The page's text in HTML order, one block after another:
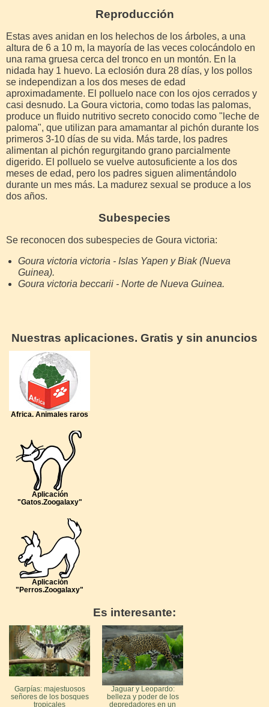
Reproducción
Estas aves anidan en los helechos de los árboles, a una
altura de 6 a 10 m, la mayoría de las veces colocándolo en
una rama gruesa cerca del tronco en un montón. En la
nidada hay 1 huevo. La eclosión dura 28 días, y los pollos
se independizan a los dos meses de edad
aproximadamente. El polluelo nace con los ojos cerrados y
casi desnudo. La Goura victoria, como todas las palomas,
produce un fluido nutritivo secreto conocido como "leche de
paloma", que utilizan para amamantar al pichón durante los
primeros 3-10 días de su vida. Más tarde, los padres
alimentan al pichón regurgitando grano parcialmente
digerido. El polluelo se vuelve autosuficiente a los dos
meses de edad, pero los padres siguen alimentándolo
durante un mes más. La madurez sexual se produce a los
dos años.
Subespecies
Se reconocen dos subespecies de Goura victoria:
Goura victoria victoria - Islas Yapen y Biak (Nueva
Guinea).
Goura victoria beccarii - Norte de Nueva Guinea.
Nuestras aplicaciones. Gratis y sin anuncios
Africa. Animales raros
Aplicación
"Gatos.Zoogalaxy"
Aplicación
"Perros.Zoogalaxy"
Es interesante:
Garpías: majestuosos
señores de los bosques
tropicales
Jaguar y Leopardo:
belleza y poder de los
depredadores en un